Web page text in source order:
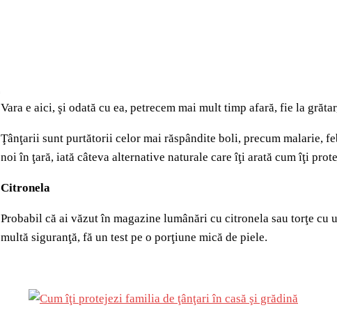
Vara e aici, şi odată cu ea, petrecem mai mult timp afară, fie la
Ţânţarii sunt purtătorii celor mai răspândite boli, precum malarie,
noi în ţară, iată câteva alternative naturale care îţi arată cum îţi
Citronela
Probabil că ai văzut în magazine lumânări cu citronela sau torţe
multă siguranţă, fă un test pe o porţiune mică de piele.